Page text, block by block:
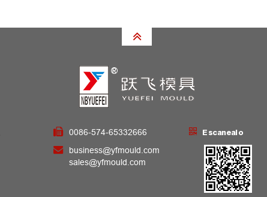
0086-574-65332666
business@yfmould.com
sales@yfmould.com
Escanealo